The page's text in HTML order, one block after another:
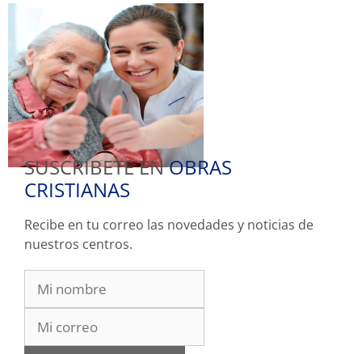
SUSCRIBETE ENOBRAS
CRISTIANAS
Recibe en tu correo las novedades y noticias de
nuestros centros.